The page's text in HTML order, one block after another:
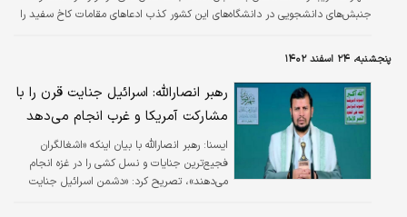
جنبش‌های دانشجویی در دانشگاه‌های این کشور کذب ادعاهای مقامات کاخ سفید را
پنجشنبه، ۲۴ اسفند ۱۴۰۲
رهبر انصارالله: اسرائیل جنایت قرن را با
مشارکت آمریکا و غرب انجام می‌دهد
ايسنا: رهبر انصارالله با بیان اینکه «اشغالگران
فجیع‌ترین جنایات و نسل کشی را در غزه انجام
می‌دهند»، تصریح کرد: «دشمن اسرائیل جنایت